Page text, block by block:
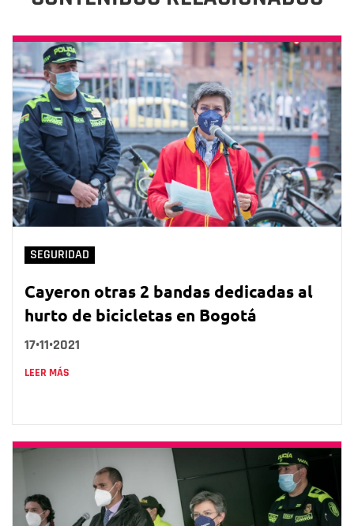
SEGURIDAD
Cayeron otras 2 bandas dedicadas al
hurto de bicicletas en Bogotá
17•11•2021
LEER MÁS